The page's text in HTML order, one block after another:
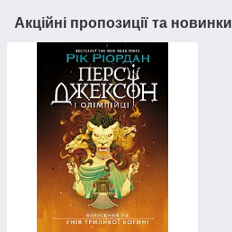
Акційні пропозиції та новинки